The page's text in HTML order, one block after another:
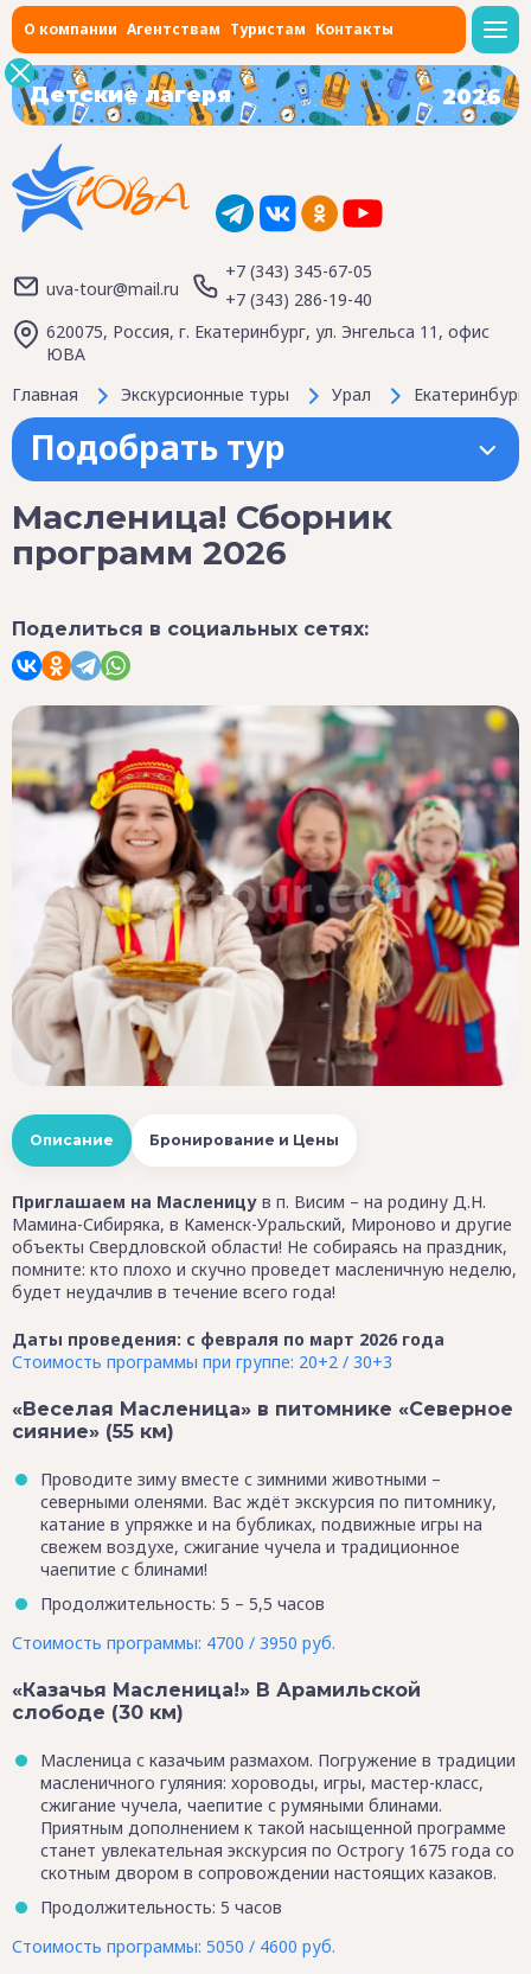
О компании Агентствам Туристам Контакты
Детские лагеря 2026
uva-tour@mail.ru
+7 (343) 345-67-05
+7 (343) 286-19-40
620075, Россия, г. Екатеринбург, ул. Энгельса 11, офис
ЮВА
Главная
Экскурсионные туры Урал Екатеринбург
Подобрать тур
Масленица! Сборник
программ 2026
Поделиться в социальных сетях:
Описание Бронирование и Цены
Приглашаем на Масленицу в п. Висим – на родину Д.Н.
Мамина-Сибиряка, в Каменск-Уральский, Мироново и другие
объекты Свердловской области! Не собираясь на праздник,
помните: кто плохо и скучно проведет масленичную неделю,
будет неудачлив в течение всего года!
Даты проведения: с февраля по март 2026 года
Стоимость программы при группе: 20+2 / 30+3
«Веселая Масленица» в питомнике «Северное
сияние» (55 км)
Проводите зиму вместе с зимними животными –
северными оленями. Вас ждёт экскурсия по питомнику,
катание в упряжке и на бубликах, подвижные игры на
свежем воздухе, сжигание чучела и традиционное
чаепитие с блинами!
Продолжительность: 5 – 5,5 часов
Стоимость программы: 4700 / 3950 руб.
«Казачья Масленица!» В Арамильской
слободе (30 км)
Масленица с казачьим размахом. Погружение в традиции
масленичного гуляния: хороводы, игры, мастер-класс,
сжигание чучела, чаепитие с румяными блинами.
Приятным дополнением к такой насыщенной программе
станет увлекательная экскурсия по Острогу 1675 года со
скотным двором в сопровождении настоящих казаков.
Продолжительность: 5 часов
Стоимость программы: 5050 / 4600 руб.